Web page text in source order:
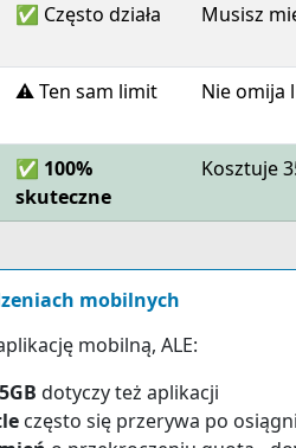
✅ Często działa Musisz
⚠️ Ten sam limit Nie omija
✅ 100%
skuteczne
Kosztuje
mobilnych
mobilną, ALE:
dotyczy też aplikacji
często się przerywa po